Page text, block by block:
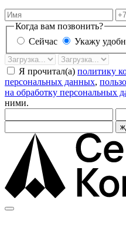
Имя
Когда вам позвонить?
Сейчас
Укажу
Дата
звонка
Время
Я прочитал(а) политику
персональных данных,
на обработку персональных
ними.